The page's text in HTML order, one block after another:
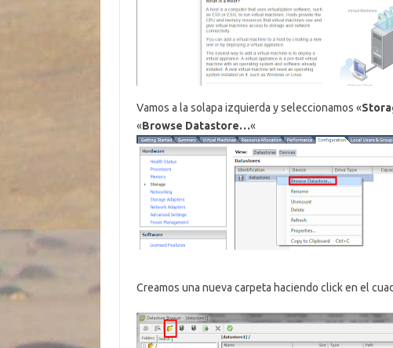
Vamos a la solapa izquierda y seleccionamos «
«Browse Datastore…«
Creamos una nueva carpeta haciendo click en el